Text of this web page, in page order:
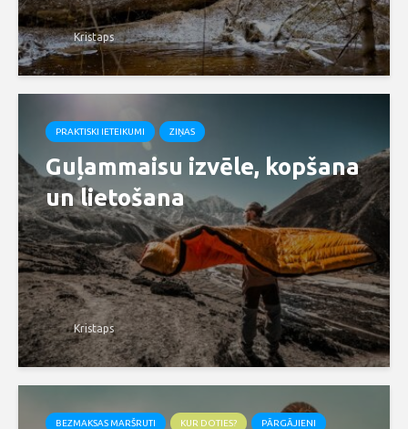
Kristaps
PRAKTISKI IETEIKUMI ZIŅAS
Guļammaisu izvēle, kopšana
un lietošana
Kristaps
BEZMAKSAS MARŠRUTI KUR DOTIES? PĀRGĀJIENI